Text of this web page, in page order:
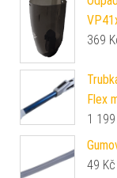
369
Flex
1 199
49 Kč